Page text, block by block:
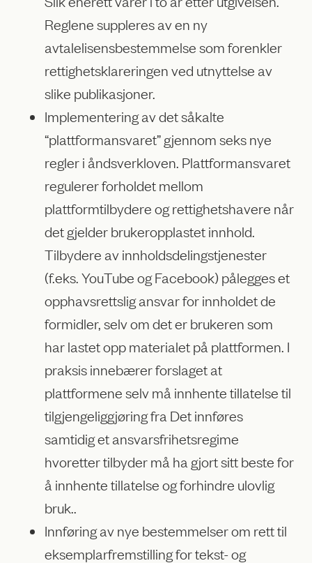
Reglene suppleres av en ny
avtalelisensbestemmelse som forenkler
rettighetsklareringen ved utnyttelse av
slike publikasjoner.
Implementering av det såkalte
“plattformansvaret” gjennom seks nye
regler i åndsverkloven. Plattformansvaret
regulerer forholdet mellom
plattformtilbydere og rettighetshavere når
det gjelder brukeropplastet innhold.
Tilbydere av innholdsdelingstjenester
(f.eks. YouTube og Facebook) pålegges et
opphavsrettslig ansvar for innholdet de
formidler, selv om det er brukeren som
har lastet opp materialet på plattformen. I
praksis innebærer forslaget at
plattformene selv må innhente tillatelse til
tilgjengeliggjøring fra Det innføres
samtidig et ansvarsfrihetsregime
hvoretter tilbyder må ha gjort sitt beste for
å innhente tillatelse og forhindre ulovlig
bruk..
Innføring av nye bestemmelser om rett til
eksemplarfremstilling for tekst- og